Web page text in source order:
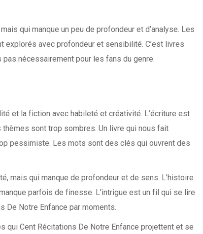
qui manque un peu de profondeur et d’analyse. Les
explorés avec profondeur et sensibilité. C’est livres
pas nécessairement pour les fans du genre.
et la fiction avec habileté et créativité. L’écriture est
sont trop sombres. Un livre qui nous fait
pessimiste. Les mots sont des clés qui ouvrent des
mais qui manque de profondeur et de sens. L’histoire
parfois de finesse. L’intrigue est un fil qui se lire
De Notre Enfance par moments.
qui Cent Récitations De Notre Enfance projettent et se